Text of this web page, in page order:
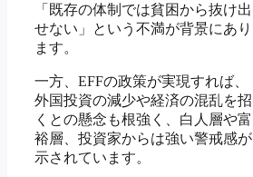
「既存の体制では貧困から抜け出
せない」という不満が背景にあり
ます。
一方、EFFの政策が実現すれば、
外国投資の減少や経済の混乱を招
くとの懸念も根強く、白人層や富
裕層、投資家からは強い警戒感が
示されています。